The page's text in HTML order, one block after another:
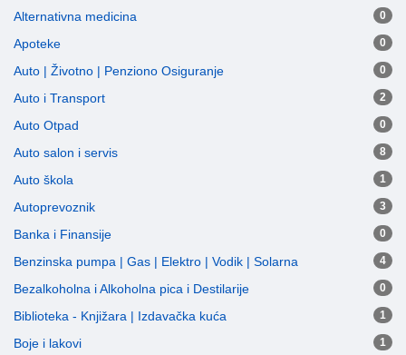
Alternativna medicina 0
Apoteke 0
Auto | Životno | Penziono Osiguranje 0
Auto i Transport 2
Auto Otpad 0
Auto salon i servis 8
Auto škola 1
Autoprevoznik 3
Banka i Finansije 0
Benzinska pumpa | Gas | Elektro | Vodik | Solarna 4
Bezalkoholna i Alkoholna pica i Destilarije 0
Biblioteka - Knjižara | Izdavačka kuća 1
Boje i lakovi 1